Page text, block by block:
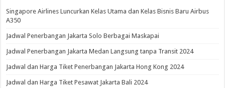
Singapore Airlines Luncurkan Kelas Utama dan Kelas Bisnis Baru Airbus
A350
Jadwal Penerbangan Jakarta Solo Berbagai Maskapai
Jadwal Penerbangan Jakarta Medan Langsung tanpa Transit 2024
Jadwal dan Harga Tiket Penerbangan Jakarta Hong Kong 2024
Jadwal dan Harga Tiket Pesawat Jakarta Bali 2024